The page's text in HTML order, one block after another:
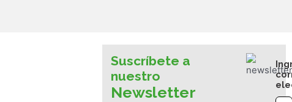
Suscríbete a
nuestro
Newsletter